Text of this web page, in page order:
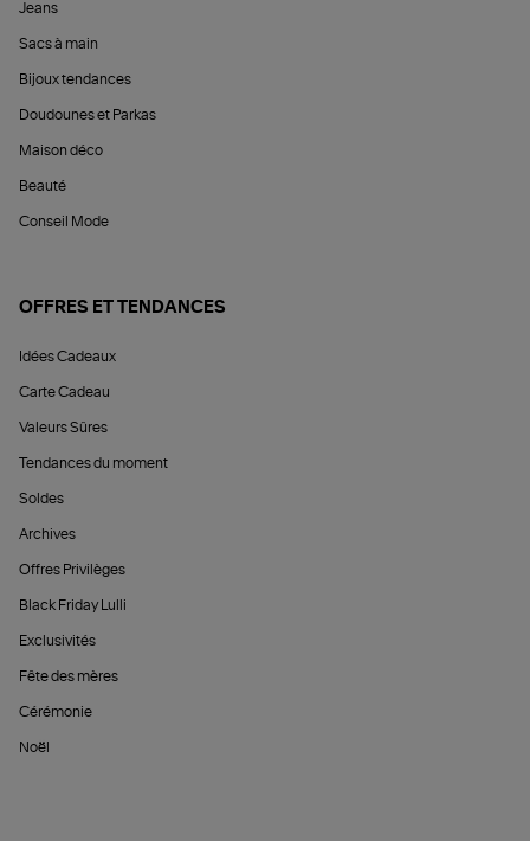
Jeans
Sacs à main
Bijoux tendances
Doudounes et Parkas
Maison déco
Beauté
Conseil Mode
OFFRES ET TENDANCES
Idées Cadeaux
Carte Cadeau
Valeurs Sûres
Tendances du moment
Soldes
Archives
Offres Privilèges
Black Friday Lulli
Exclusivités
Fête des mères
Cérémonie
Noël